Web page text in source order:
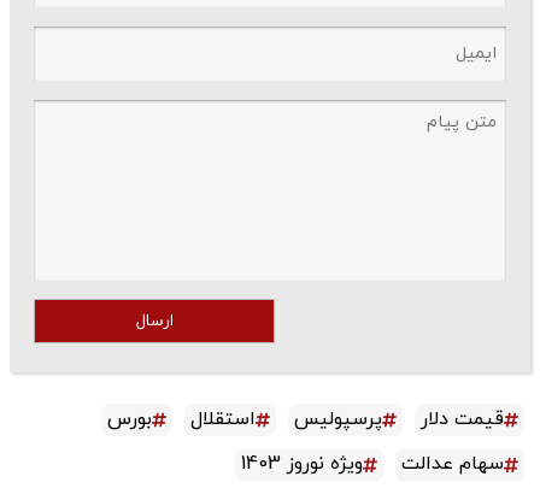
ارسال
قیمت دلار پرسپولیس استقلال
بورس
سهام عدالت
ویژه نوروز 1403